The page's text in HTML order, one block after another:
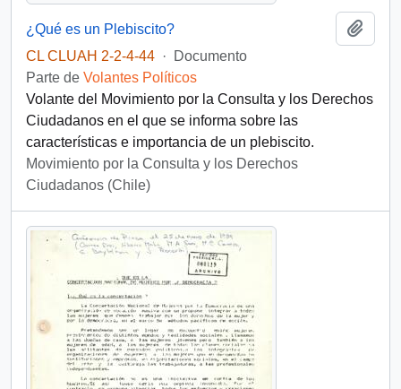
¿Qué es un Plebiscito?
CL CLUAH 2-2-4-44 ·
Documento
Parte de Volantes Políticos
Volante del Movimiento por la Consulta y los Derechos
Ciudadanos en el que se informa sobre las
características e importancia de un plebiscito.
Movimiento por la Consulta y los Derechos
Ciudadanos (Chile)